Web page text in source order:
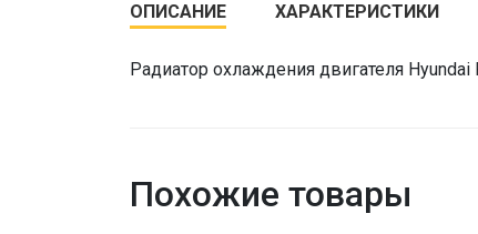
ОПИСАНИЕ ХАРАКТЕРИСТИКИ
Радиатор охлаждения двигателя Hyundai
Похожие товары